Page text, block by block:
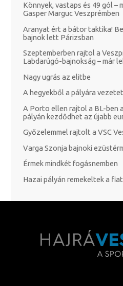
Könnyek, vastaps és 49 gól
Gasper Marguc Veszprémben
Aranyat ért a bátor taktika!
bajnok lett Párizsban
Szeptemberben rajtol a
Labdarúgó-bajnokság – már
Nagy ugrás az elitbe
A hegyekből a pályára
A Porto ellen rajtol a BL-ben
pályán kezdődhet az újabb
Győzelemmel rajtolt a VSC
Varga Szonja bajnoki
Érmek mindkét fogásnemben
Hazai pályán remekeltek a